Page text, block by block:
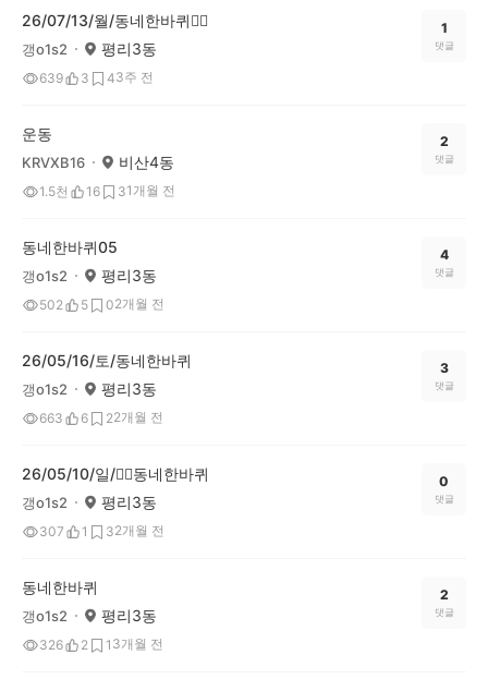
26/07/13/월/동네한바퀴🏃‍♀️
갱o1s2 평리3동
639 3 43주 전
1
댓글
운동
KRVXB16 비산4동
1.5천 16 31개월 전
2
댓글
동네한바퀴05
갱o1s2 평리3동
502 5 02개월 전
4
댓글
26/05/16/토/동네한바퀴
갱o1s2 평리3동
663 6 22개월 전
3
댓글
26/05/10/일/🚶‍♀️동네한바퀴
갱o1s2 평리3동
307 1 32개월 전
0
댓글
동네한바퀴
갱o1s2 평리3동
326 2 1 3개월 전
2
댓글